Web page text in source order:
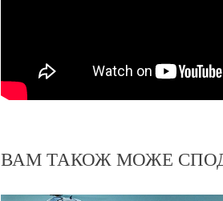
ВАМ ТАКОЖ МОЖЕ